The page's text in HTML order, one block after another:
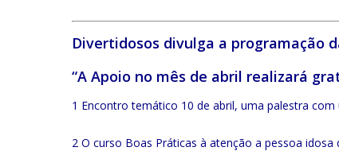
Divertidosos divulga a programação
“A Apoio no mês de abril realizará
1 Encontro temático 10 de abril, uma palestra
2 O curso Boas Práticas à atenção a pessoa